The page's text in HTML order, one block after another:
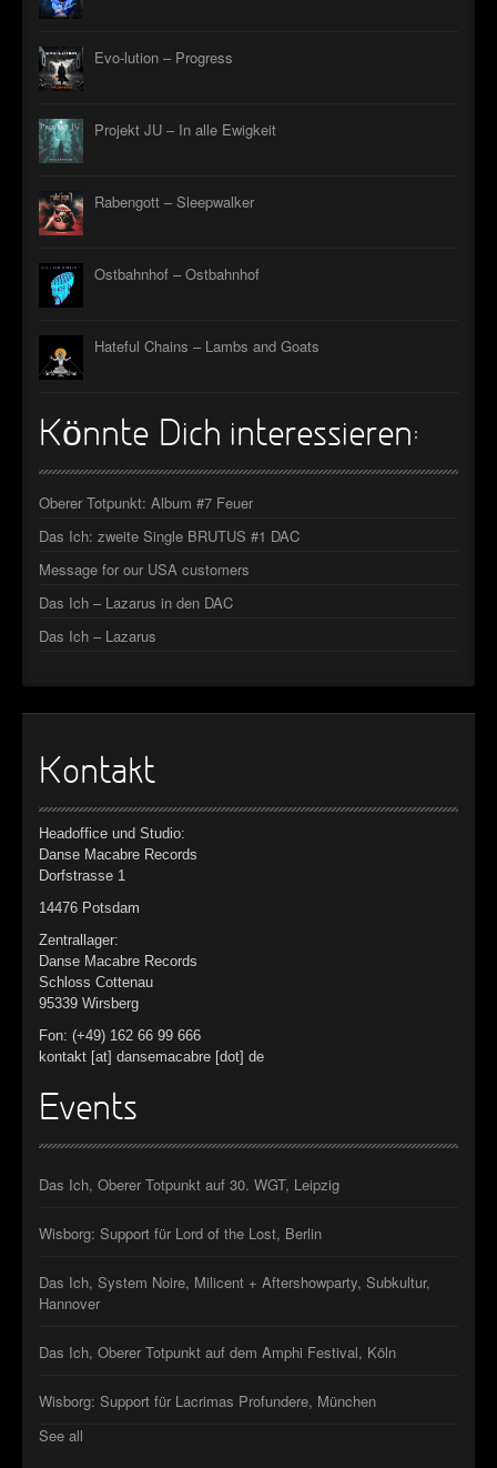
Evo-lution – Progress
Projekt JU – In alle Ewigkeit
Rabengott – Sleepwalker
Ostbahnhof – Ostbahnhof
Hateful Chains – Lambs and Goats
Könnte Dich interessieren:
Oberer Totpunkt: Album #7 Feuer
Das Ich: zweite Single BRUTUS #1 DAC
Message for our USA customers
Das Ich – Lazarus in den DAC
Das Ich – Lazarus
Kontakt
Headoffice und Studio:
Danse Macabre Records
Dorfstrasse 1
14476 Potsdam
Zentrallager:
Danse Macabre Records
Schloss Cottenau
95339 Wirsberg
Fon: (+49) 162 66 99 666
kontakt [at] dansemacabre [dot] de
Events
Das Ich, Oberer Totpunkt auf 30. WGT, Leipzig
Wisborg: Support für Lord of the Lost, Berlin
Das Ich, System Noire, Milicent + Aftershowparty, Subkultur,
Hannover
Das Ich, Oberer Totpunkt auf dem Amphi Festival, Köln
Wisborg: Support für Lacrimas Profundere, München
See all